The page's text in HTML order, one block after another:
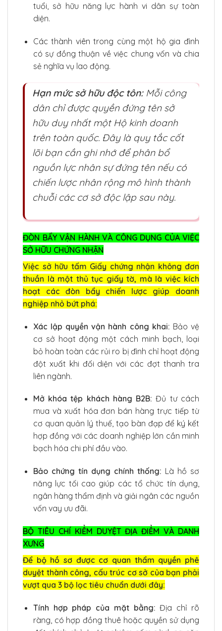
tuổi, sở hữu năng lực hành vi dân sự toàn
diện.
Các thành viên trong cùng một hộ gia đình
có sự đồng thuận về việc chung vốn và chia
sẻ nghĩa vụ lao động.
Hạn mức sở hữu độc tôn:Mỗi công
dân chỉ được quyền đứng tên sở
hữu duy nhất một Hộ kinh doanh
trên toàn quốc. Đây là quy tắc cốt
lõi bạn cần ghi nhớ để phân bổ
nguồn lực nhân sự đứng tên nếu có
chiến lược nhân rộng mô hình thành
chuỗi các cơ sở độc lập sau này.
ĐÒN BẨY VẬN HÀNH VÀ CÔNG DỤNG CỦA VIỆC
SỞ HỮU CHỨNG NHẬN
Việc sở hữu tấm Giấy chứng nhận không đơn
thuần là một thủ tục giấy tờ, mà là việc kích
hoạt các đòn bẩy chiến lược giúp doanh
nghiệp nhỏ bứt phá:
Xác lập quyền vận hành công khai: Bảo vệ
cơ sở hoạt động một cách minh bạch, loại
bỏ hoàn toàn các rủi ro bị đình chỉ hoạt động
đột xuất khi đối diện với các đợt thanh tra
liên ngành.
Mở khóa tệp khách hàng B2B: Đủ tư cách
mua và xuất hóa đơn bán hàng trực tiếp từ
cơ quan quản lý thuế, tạo bàn đạp để ký kết
hợp đồng với các doanh nghiệp lớn cần minh
bạch hóa chi phí đầu vào.
Bảo chứng tín dụng chính thống: Là hồ sơ
năng lực tối cao giúp các tổ chức tín dụng,
ngân hàng thẩm định và giải ngân các nguồn
vốn vay ưu đãi.
BỘ TIÊU CHÍ KIỂM DUYỆT ĐỊA ĐIỂM VÀ DANH
XƯNG
Để bộ hồ sơ được cơ quan thẩm quyền phê
duyệt thành công, cấu trúc cơ sở của bạn phải
vượt qua 3 bộ lọc tiêu chuẩn dưới đây:
Tính hợp pháp của mặt bằng: Địa chỉ rõ
ràng, có hợp đồng thuê hoặc quyền sử dụng